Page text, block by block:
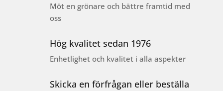
Möt en grönare och bättre framtid med
oss
Hög kvalitet sedan 1976
Enhetlighet och kvalitet i alla aspekter
Skicka en förfrågan eller beställa